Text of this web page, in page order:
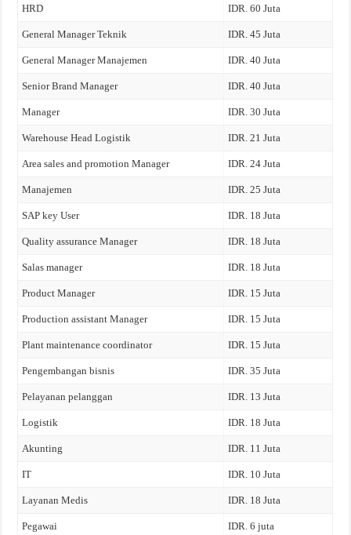
HRD IDR. 60 Juta
General Manager Teknik IDR. 45 Juta
General Manager Manajemen IDR. 40 Juta
Senior Brand Manager IDR. 40 Juta
Manager IDR. 30 Juta
Warehouse Head Logistik IDR. 21 Juta
Area sales and promotion Manager IDR. 24 Juta
Manajemen IDR. 25 Juta
SAP key User IDR. 18 Juta
Quality assurance Manager IDR. 18 Juta
Salas manager IDR. 18 Juta
Product Manager IDR. 15 Juta
Production assistant Manager IDR. 15 Juta
Plant maintenance coordinator IDR. 15 Juta
Pengembangan bisnis IDR. 35 Juta
Pelayanan pelanggan IDR. 13 Juta
Logistik IDR. 18 Juta
Akunting IDR. 11 Juta
IT IDR. 10 Juta
Layanan Medis IDR. 18 Juta
Pegawai IDR. 6 juta